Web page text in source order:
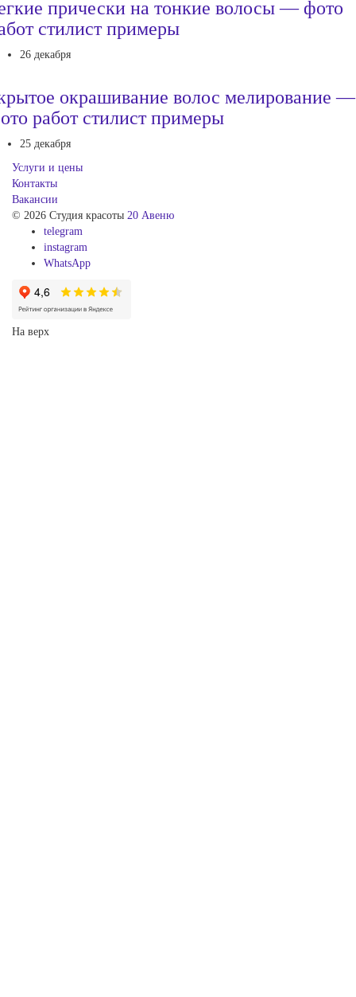
прически на тонкие волосы — фото
стилист примеры
26 декабря
окрашивание волос мелирование —
работ стилист примеры
25 декабря
Услуги и цены
Контакты
Вакансии
© 2026 Студия красоты 20 Авеню
telegram
instagram
WhatsApp
На верх